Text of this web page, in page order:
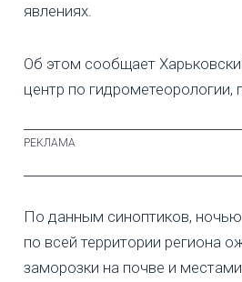
явлениях.
Об этом сообщает
центр по гидрометеорологии,
По данным синоптиков,
по всей территории региона
заморозки на почве и